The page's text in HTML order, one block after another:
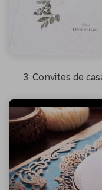
Convites de